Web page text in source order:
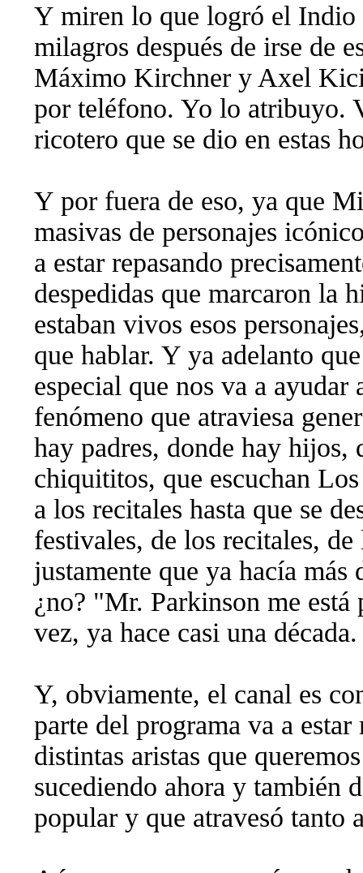
Y miren lo que logró el Indio
milagros después de irse de
Máximo Kirchner y Axel
por teléfono. Yo lo atribuyo.
ricotero que se dio en estas
Y por fuera de eso, ya que
masivas de personajes
a estar repasando
despedidas que marcaron la
estaban vivos esos
que hablar. Y ya adelanto
especial que nos va a ayudar
fenómeno que atraviesa
hay padres, donde hay
chiquititos, que escuchan
a los recitales hasta que se
festivales, de los recitales,
justamente que ya hacía más
¿no? "Mr. Parkinson me
vez, ya hace casi una década.
Y, obviamente, el canal es
parte del programa va a
distintas aristas que
sucediendo ahora y también
popular y que atravesó tanto